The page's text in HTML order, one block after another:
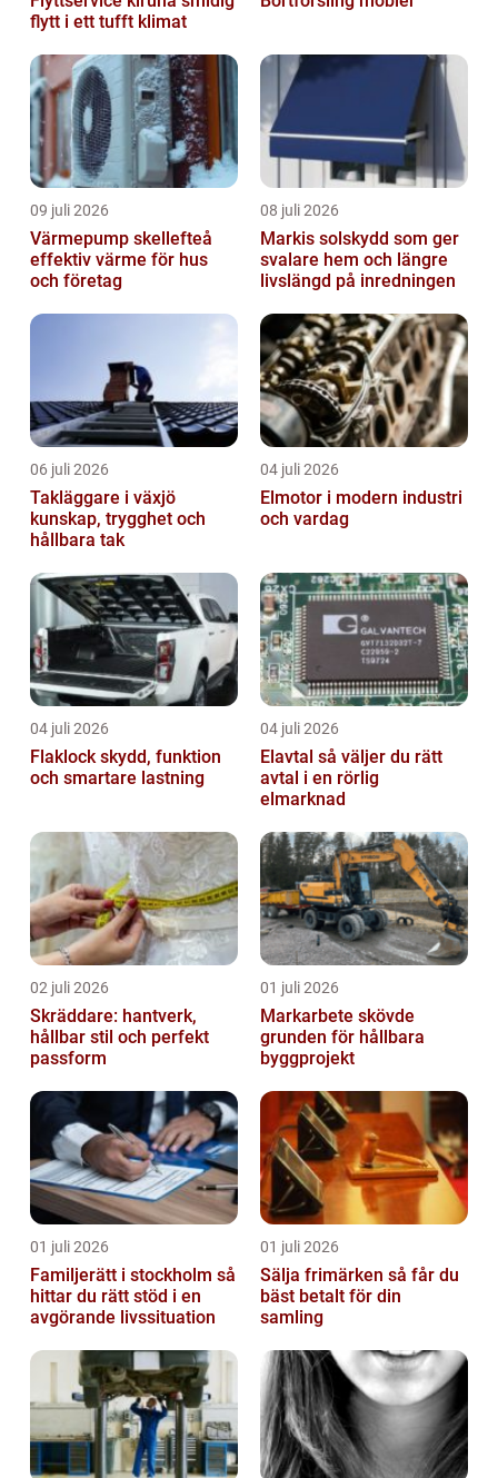
flytt i ett tufft klimat
09 juli 2026
Värmepump skellefteå
effektiv värme för hus
och företag
08 juli 2026
Markis solskydd som ger
svalare hem och längre
livslängd på inredningen
06 juli 2026
Takläggare i växjö
kunskap, trygghet och
hållbara tak
04 juli 2026
Elmotor i modern industri
och vardag
04 juli 2026
Flaklock skydd, funktion
och smartare lastning
04 juli 2026
Elavtal så väljer du rätt
avtal i en rörlig
elmarknad
02 juli 2026
Skräddare: hantverk,
hållbar stil och perfekt
passform
01 juli 2026
Markarbete skövde
grunden för hållbara
byggprojekt
01 juli 2026
Familjerätt i stockholm så
hittar du rätt stöd i en
avgörande livssituation
01 juli 2026
Sälja frimärken så får du
bäst betalt för din
samling